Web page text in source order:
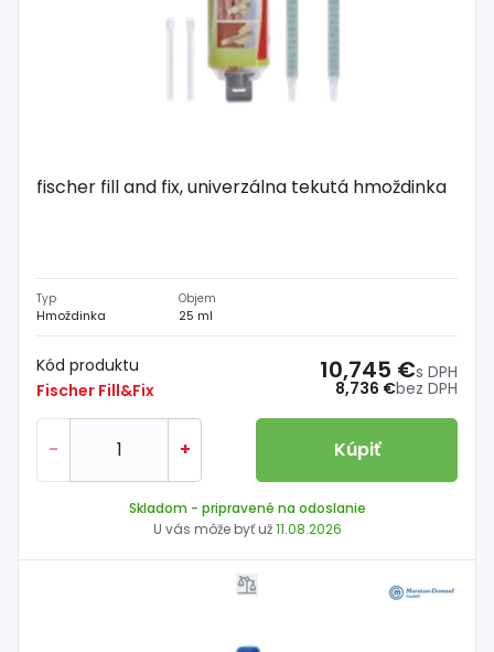
fischer fill and fix, univerzálna tekutá hmoždinka
Typ
Hmoždinka
Objem
25 ml
Kód produktu
Fischer Fill&Fix
8,736 €bez DPH
10,745 €s DPH
- + Kúpiť
Skladom - pripravené na odoslanie
U vás môže byť už11.08.2026